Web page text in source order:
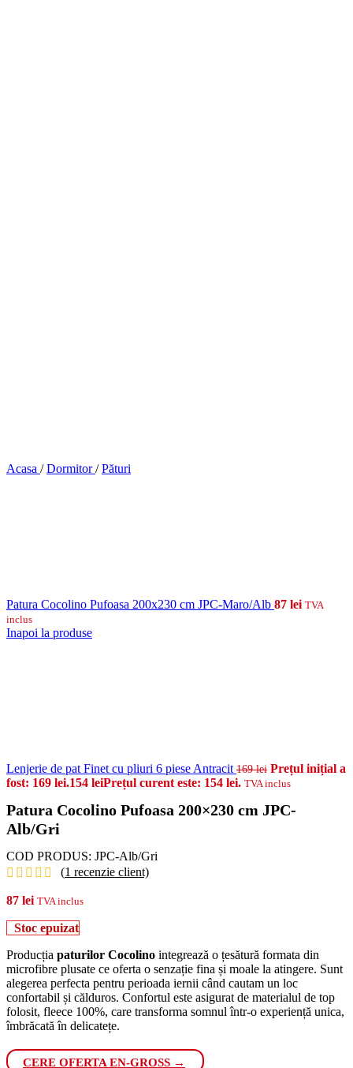
Acasa / Dormitor/ Pături
Patura Cocolino Pufoasa 200x230 cm JPC-Maro/Alb 87 lei TVA
inclus
Inapoi la produse
Lenjerie de pat Finet cu pliuri 6 piese Antracit 169lei Prețul inițial a
fost: 169 lei.154 leiPrețul curent este: 154 lei. TVA inclus
Patura Cocolino Pufoasa 200×230 cm JPC-
Alb/Gri
COD PRODUS: JPC-Alb/Gri
(1 recenzie client)
87 lei TVA inclus
Stoc epuizat
Producția paturilor Cocolino integrează o țesătură formata din
microfibre plusate ce oferta o senzație fina și moale la atingere. Sunt
alegerea perfecta pentru perioada iernii când cautam un loc
confortabil și călduros. Confortul este asigurat de materialul de top
folosit, fleece 100%, care transforma somnul într-o experiență unica,
îmbrăcată în delicatețe.
CERE OFERTA EN-GROSS →